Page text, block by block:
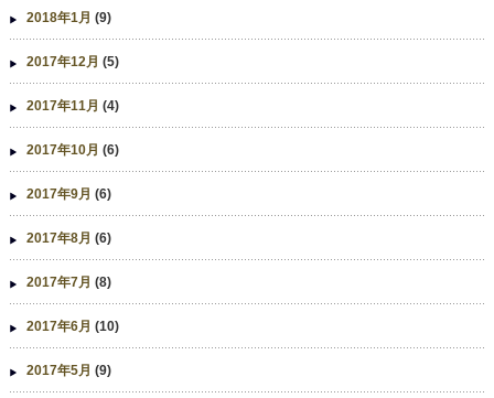
2018年1月 (9)
2017年12月 (5)
2017年11月 (4)
2017年10月 (6)
2017年9月 (6)
2017年8月 (6)
2017年7月 (8)
2017年6月 (10)
2017年5月 (9)